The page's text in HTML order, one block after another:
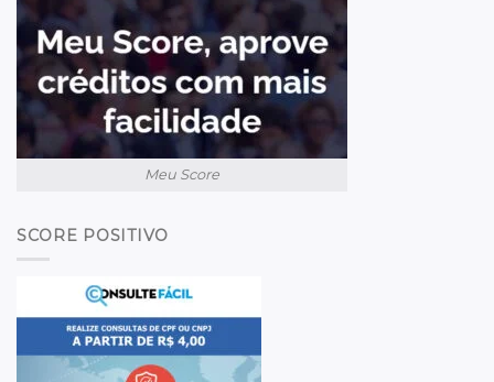
Meu Score
SCORE POSITIVO